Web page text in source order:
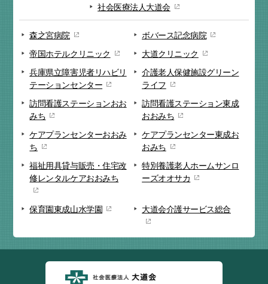
社会医療法人大道会
森之宮病院
ボバース記念病院
帝国ホテルクリニック
大道クリニック
兵庫県立障害児者リハビリ
テーションセンター
介護老人保健施設グリーン
ライフ
訪問看護ステーションおお
みち
訪問看護ステーション東成
おおみち
ケアプランセンターおおみ
ち
ケアプランセンター東成お
おみち
福祉用具貸与販売・住宅改
修レンタルケアおおみち
特別養護老人ホームサンロ
ーズオオサカ
保育園東成山水学園 大道会介護サービス総合